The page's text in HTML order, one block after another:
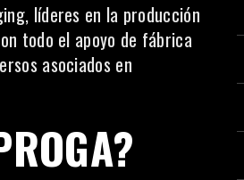
líderes en la producción
todo el apoyo de fábrica
asociados en